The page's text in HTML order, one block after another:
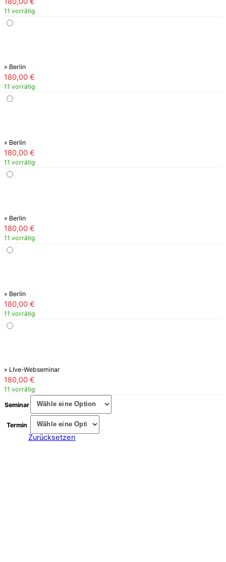
11 vorrätig
» Berlin
180,00 €
11 vorrätig
» Berlin
180,00 €
11 vorrätig
» Berlin
180,00 €
11 vorrätig
» Berlin
180,00 €
11 vorrätig
» LIve-Webseminar
180,00 €
11 vorrätig
Seminar
Termin
Zurücksetzen